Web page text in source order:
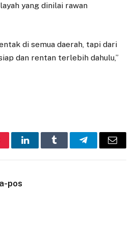
yang dinilai rawan
di semua daerah, tapi dari
dan rentan terlebih dahulu,”
LinkedInTumblr TelegramEmail
pos